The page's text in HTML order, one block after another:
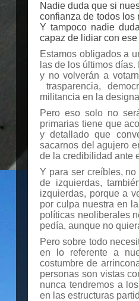
Nadie duda que si
confianza de todos los
Y tampoco nadie
capaz de lidiar con
Estamos obligados a
las de los últimos
y no volverán a
trasparencia,
militancia en la
Pero eso solo no
primarias tiene que
y detallado que
sacarnos del agujero
de la credibilidad ante
Y para ser creíbles,
de izquierdas,
izquierdas, porque a
por culpa nuestra en
políticas neoliberales
pedía, aunque no
Pero sobre todo
en lo referente a
costumbre de
personas son vistas
nunca tendremos a
en las estructuras